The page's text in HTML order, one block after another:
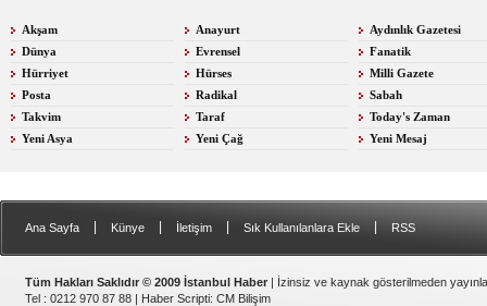
Erdoğan:
İtalyan
3 gözaltı:
Akşam Anayurt
Aydınlık Gazetesi
Dünya
Evrensel
Fanatik
Hürriyet
Hürses
Milli Gazete
Posta
Radikal
Sabah
Takvim
Taraf
Today's Zaman
Yeni Asya
Yeni Çağ Yeni Mesaj
Ana Sayfa Künye İletişim Sık Kullanılanlara Ekle RSS
Tüm Hakları Saklıdır © 2009 İstanbul Haber | İzinsiz ve kaynak gösterilmeden
Tel : 0212 970 87 88 | Haber Scripti: CM Bilişim